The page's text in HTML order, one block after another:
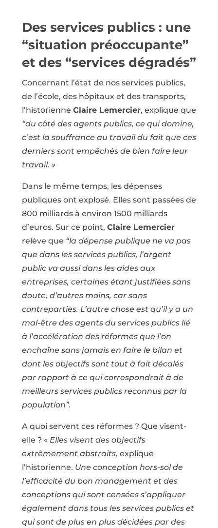
Des services publics : une
“situation préoccupante”
et des “services dégradés”
Concernant l’état de nos services publics,
de l’école, des hôpitaux et des transports,
l’historienne Claire Lemercier, explique que
“du côté des agents publics, ce qui domine,
c’est la souffrance au travail du fait que ces
derniers sont empêchés de bien faire leur
travail. »
Dans le même temps, les dépenses
publiques ont explosé. Elles sont passées de
800 milliards à environ 1500 milliards
d’euros. Sur ce point, Claire Lemercier
relève que “la dépense publique ne va pas
que dans les services publics, l’argent
public va aussi dans les aides aux
entreprises, certaines étant justifiées sans
doute, d’autres moins, car sans
contreparties. L’autre chose est qu’il y a un
mal-être des agents du services publics lié
à l’accélération des réformes que l’on
enchaîne sans jamais en faire le bilan et
dont les objectifs sont tout à fait décalés
par rapport à ce qui correspondrait à de
meilleurs services publics reconnus par la
population”.
A quoi servent ces réformes ? Que visent-
elle ? « Elles visent des objectifs
extrêmement abstraits, explique
l’historienne. Une conception hors-sol de
l’efficacité du bon management et des
conceptions qui sont censées s’appliquer
également dans tous les services publics et
qui sont de plus en plus décidées par des